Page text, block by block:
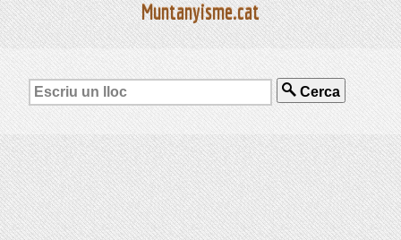
Muntanyisme.cat
Cerca